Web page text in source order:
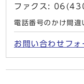
ファクス:
電話番号のかけ間違
お問い合わせフォ